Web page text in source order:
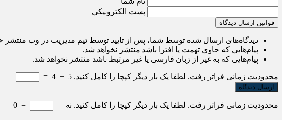
پست الکترونیکی
قوانین ارسال دیدگاه
دیدگاه‌های ارسال شده توسط شما، پس از تایید توسط تیم مدیریت در وب منتشر
پیام‌هایی که حاوی تهمت یا افترا باشد منتشر نخواهد شد.
پیام‌هایی که به غیر از زبان فارسی یا غیر مرتبط باشد منتشر نخواهد شد.
محدودیت زمانی فراتر رفت. لطفا یک بار دیگر کپچا را کامل کنید. 5
−
4
=
محدودیت زمانی فراتر رفت. لطفا یک بار دیگر کپچا را کامل کنید. نه −
=
0